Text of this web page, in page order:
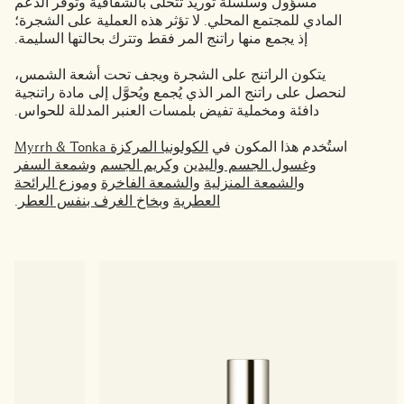
مسؤول وسلسلة توريد تتحلى بالشفافية وتوفر الدعم
المادي للمجتمع المحلي. لا تؤثر هذه العملية على الشجرة؛
إذ يجمع منها راتنج المر فقط وتترك بحالتها السليمة.
يتكون الراتنج على الشجرة ويجف تحت أشعة الشمس،
لنحصل على راتنج المر الذي يُجمع ويُحوَّل إلى مادة راتنجية
دافئة ومخملية تفيض بلمسات العنبر المدللة للحواس.
استُخدم هذا المكون في الكولونيا المركزة Myrrh & Tonka
وغسول الجسم واليدين وكريم الجسم وشمعة السفر
والشمعة المنزلية والشمعة الفاخرة وموزع الرائحة
العطرية وبخاخ الغرف بنفس العطر.